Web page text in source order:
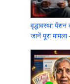
वृद्धावस्था
जानें पूरा